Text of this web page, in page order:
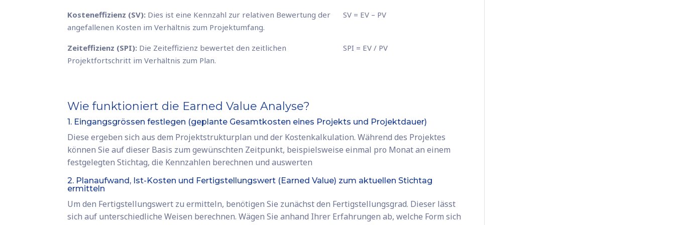
Kosteneffizienz (SV): Dies ist eine Kennzahl zur relativen Bewertung der
angefallenen Kosten im Verhältnis zum Projektumfang.
SV = EV – PV
Zeiteffizienz (SPI): Die Zeiteffizienz bewertet den zeitlichen
Projektfortschritt im Verhältnis zum Plan.
SPI = EV / PV
Wie funktioniert die Earned Value Analyse?
1. Eingangsgrössen festlegen (geplante Gesamtkosten eines Projekts und Projektdauer)
Diese ergeben sich aus dem Projektstrukturplan und der Kostenkalkulation. Während des Projektes
können Sie auf dieser Basis zum gewünschten Zeitpunkt, beispielsweise einmal pro Monat an einem
festgelegten Stichtag, die Kennzahlen berechnen und auswerten
2. Planaufwand, Ist-Kosten und Fertigstellungswert (Earned Value) zum aktuellen Stichtag
ermitteln
Um den Fertigstellungswert zu ermitteln, benötigen Sie zunächst den Fertigstellungsgrad. Dieser lässt
sich auf unterschiedliche Weisen berechnen. Wägen Sie anhand Ihrer Erfahrungen ab, welche Form sich